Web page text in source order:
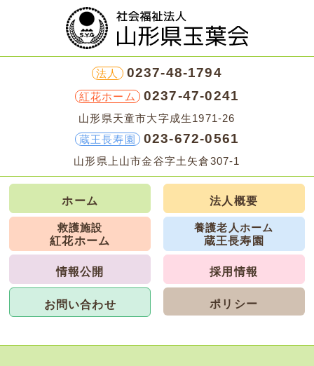
法人 0237-48-1794
紅花ホーム 0237-47-0241
山形県天童市大字成生1971-26
蔵王長寿園
023-672-0561
山形県上山市金谷字土矢倉307-1
ホーム 法人概要
救護施設
紅花ホーム
養護老人ホーム
蔵王長寿園
情報公開 採用情報
お問い合わせ ポリシー